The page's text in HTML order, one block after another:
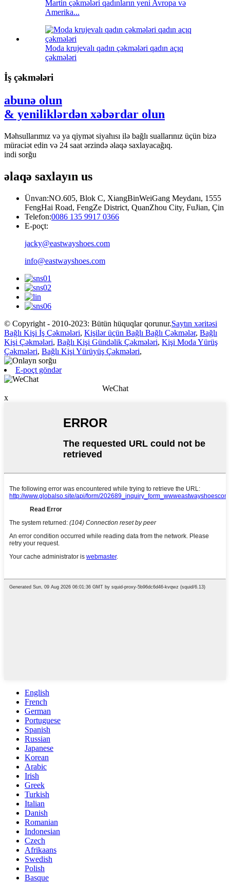
Martin çəkmələri qadınların yeni Avropa və
Amerika...
Moda krujevalı qadın çəkmələri qadın açıq
çəkmələri
İş çəkmələri
abunə olun
& yeniliklərdən xəbərdar olun
Məhsullarımız və ya qiymət siyahısı ilə bağlı suallarınız üçün bizə
müraciət edin və 24 saat ərzində əlaqə saxlayacağıq.
indi sorğu
əlaqə saxlayın us
Ünvan:NO.605, Blok C, XiangBinWeiGang Meydanı, 1555
FengHai Road, FengZe District, QuanZhou City, FuJian, Çin
Telefon:0086 135 9917 0366
E-poçt:
jacky@eastwayshoes.com
info@eastwayshoes.com
© Copyright - 2010-2023: Bütün hüquqlar qorunur.Saytın xəritəsi
Bağlı Kişi İş Çəkmələri, Kişilər üçün Bağlı Bağlı Çəkmələr, Bağlı
Kişi Çəkmələri, Bağlı Kişi Gündəlik Çəkmələri, Kişi Moda Yürüş
Çəkmələri, Bağlı Kişi Yürüyüş Çəkmələri,
E-poçt göndər
WeChat
x
English
French
German
Portuguese
Spanish
Russian
Japanese
Korean
Arabic
Irish
Greek
Turkish
Italian
Danish
Romanian
Indonesian
Czech
Afrikaans
Swedish
Polish
Basque